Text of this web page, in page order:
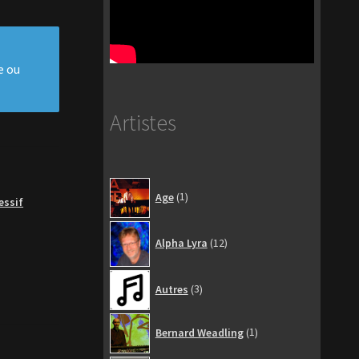
ou
Artistes
Age 1produit
Alpha Lyra 12produits
Autres 3produits
Bernard Weadling 1produit